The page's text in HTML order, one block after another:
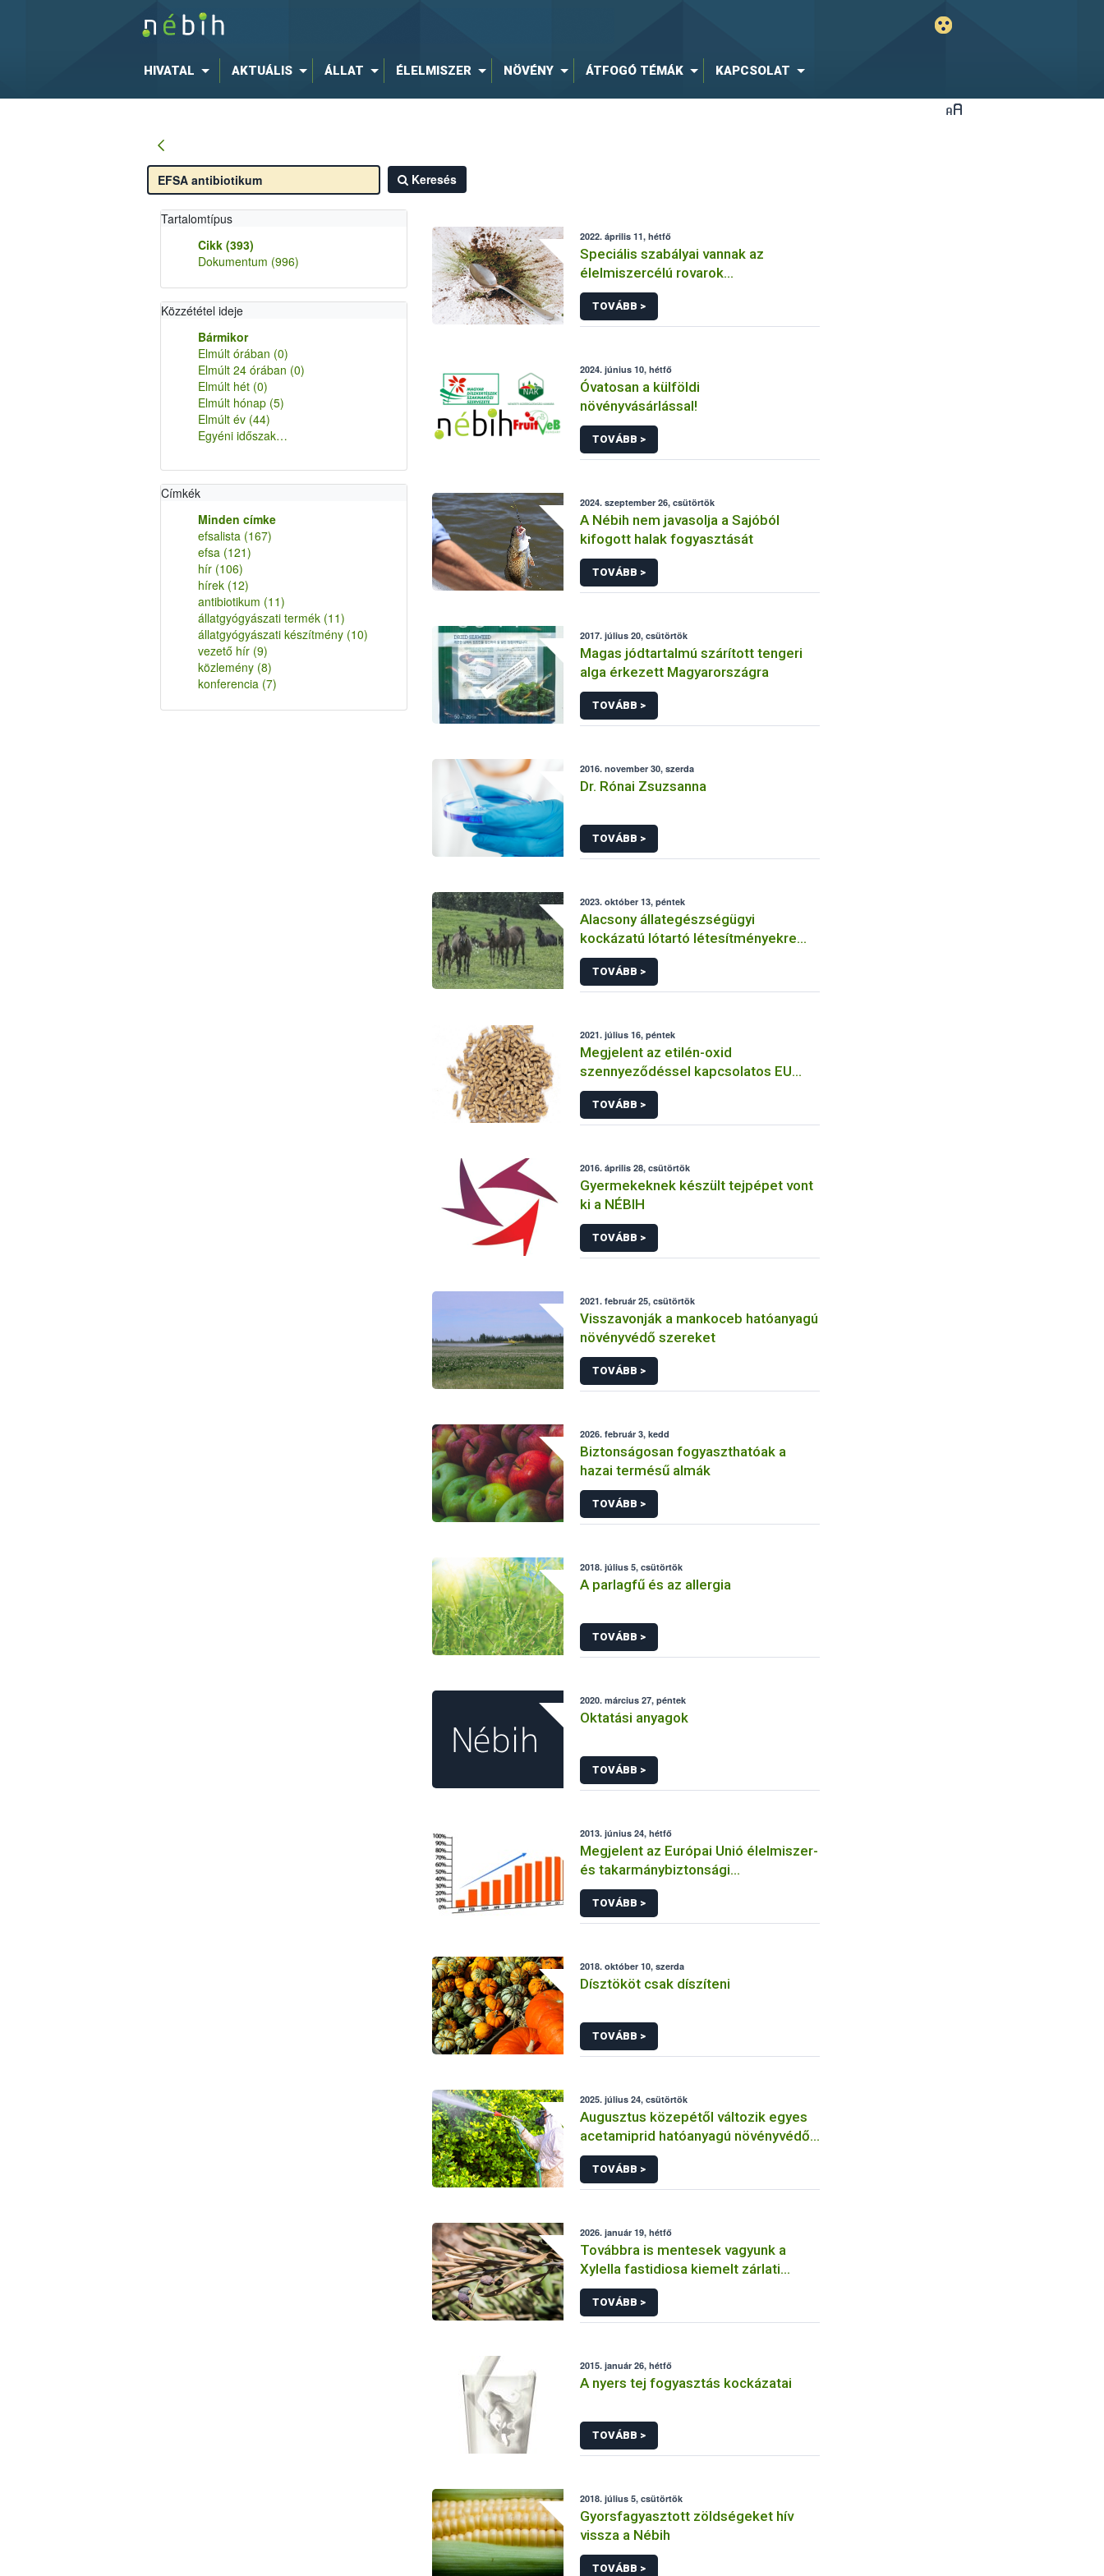
HIVATAL AKTUÁLIS ÁLLAT ÉLELMISZER NÖVÉNY ÁTFOGÓ TÉMÁK KAPCSOLAT
Keresés
Tartalomtípus
Cikk (393)
Dokumentum (996)
Közzététel ideje
Bármikor
Elmúlt órában (0)
Elmúlt 24 órában (0)
Elmúlt hét (0)
Elmúlt hónap (5)
Elmúlt év (44)
Egyéni időszak…
Címkék
Minden címke
efsalista (167)
efsa (121)
hír (106)
hírek (12)
antibiotikum (11)
állatgyógyászati termék (11)
állatgyógyászati készítmény (10)
vezető hír (9)
közlemény (8)
konferencia (7)
2022. április 11, hétfő
Speciális szabályai vannak az
élelmiszercélú rovarok
forgalmazásának
TOVÁBB >
2024. június 10, hétfő
Óvatosan a külföldi
növényvásárlással!
TOVÁBB >
2024. szeptember 26, csütörtök
A Nébih nem javasolja a Sajóból
kifogott halak fogyasztását
TOVÁBB >
2017. július 20, csütörtök
Magas jódtartalmú szárított tengeri
alga érkezett Magyarországra
TOVÁBB >
2016. november 30, szerda
Dr. Rónai Zsuzsanna
TOVÁBB >
2023. október 13, péntek
Alacsony állategészségügyi
kockázatú lótartó létesítményekre
vonatkozó követelmények
TOVÁBB >
2021. július 16, péntek
Megjelent az etilén-oxid
szennyeződéssel kapcsolatos EU
Bizottsági összefoglaló
TOVÁBB >
2016. április 28, csütörtök
Gyermekeknek készült tejpépet vont
ki a NÉBIH
TOVÁBB >
2021. február 25, csütörtök
Visszavonják a mankoceb hatóanyagú
növényvédő szereket
TOVÁBB >
2026. február 3, kedd
Biztonságosan fogyaszthatóak a
hazai termésű almák
TOVÁBB >
2018. július 5, csütörtök
A parlagfű és az allergia
TOVÁBB >
2020. március 27, péntek
Oktatási anyagok
TOVÁBB >
2013. június 24, hétfő
Megjelent az Európai Unió élelmiszer-
és takarmánybiztonsági
gyorsveszély-jelző rendszerének
éves jelentése
TOVÁBB >
2018. október 10, szerda
Dísztököt csak díszíteni
TOVÁBB >
2025. július 24, csütörtök
Augusztus közepétől változik egyes
acetamiprid hatóanyagú növényvédő
szerek alkalmazása a határérték
csökkentése miatt
TOVÁBB >
2026. január 19, hétfő
Továbbra is mentesek vagyunk a
Xylella fastidiosa kiemelt zárlati
károsítótól, de fontos a megelőzés
TOVÁBB >
2015. január 26, hétfő
A nyers tej fogyasztás kockázatai
TOVÁBB >
2018. július 5, csütörtök
Gyorsfagyasztott zöldségeket hív
vissza a Nébih
TOVÁBB >